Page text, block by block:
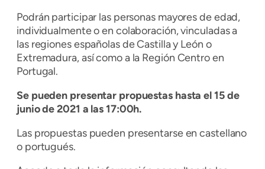
Podrán participar las personas mayores de edad,
individualmente o en colaboración, vinculadas a
las regiones españolas de Castilla y León o
Extremadura, así como a la Región Centro en
Portugal.
Se pueden presentar propuestas hasta el 15 de
junio de 2021 a las 17:00h.
Las propuestas pueden presentarse en castellano
o portugués.